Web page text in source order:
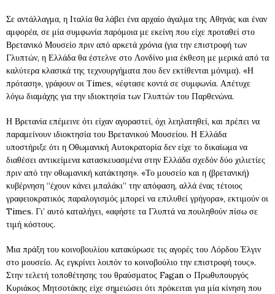
Σε αντάλλαγμα, η Ιταλία θα λάβει ένα αρχαίο άγαλμα της Αθηνάς και έναν
αμφορέα, σε μία συμφωνία παρόμοια με εκείνη που είχε προταθεί στο
Βρετανικό Μουσείο πριν από αρκετά χρόνια (για την επιστροφή των
Γλυπτών, η Ελλάδα θα έστελνε στο Λονδίνο μια έκθεση με μερικά από τα
καλύτερα κλασικά της τεχνουργήματα που δεν εκτίθενται μόνιμα). «Η
πρόταση», γράφουν οι Τimes, «έφτασε κοντά σε συμφωνία. Απέτυχε
λόγω διαμάχης για την ιδιοκτησία των Γλυπτών του Παρθενώνα.
Η Βρετανία επέμεινε ότι είχαν αγοραστεί, όχι λεηλατηθεί, και πρέπει να
παραμείνουν ιδιοκτησία του Βρετανικού Μουσείου. Η Ελλάδα
υποστήριξε ότι η Οθωμανική Αυτοκρατορία δεν είχε το δικαίωμα να
διαθέσει αντικείμενα κατασκευασμένα στην Ελλάδα σχεδόν δύο χιλιετίες
πριν από την οθωμανική κατάκτηση». «Το μουσείο και η (βρετανική)
κυβέρνηση “έχουν κάνει μπαλάκι” την απόφαση, αλλά ένας τέτοιος
γραφειοκρατικός παραλογισμός μπορεί να επιλυθεί γρήγορα», εκτιμούν οι
Times. Γι’ αυτό καταλήγει, «αφήστε τα Γλυπτά να πουληθούν πίσω σε
τιμή κόστους.
Μια πράξη του κοινοβουλίου κατακύρωσε τις αγορές του Λόρδου Έλγιν
στο μουσείο. Ας εγκρίνει λοιπόν το κοινοβούλιο την επιστροφή τους».
Στην τελετή τοποθέτησης του θραύσματος Fagan o Πρωθυπουργός
Κυριάκος Μητσοτάκης είχε σημειώσει ότι πρόκειται για μία κίνηση που